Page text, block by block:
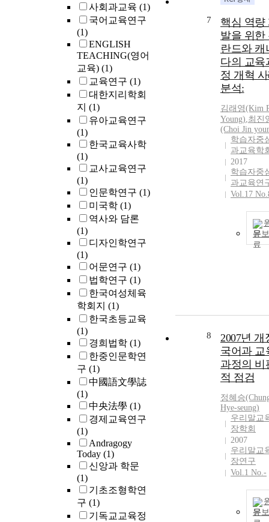
사회과교육 (1)
국어교육연구
(1)
ENGLISH
TEACHING(영어
교육) (1)
교육연구 (1)
대한지리학회
지 (1)
유아교육연구
(1)
한국교육사학
(1)
교사교육연구
(1)
인문학연구 (1)
미국학 (1)
역사와 담론
(1)
디자인학연구
(1)
어문연구 (1)
법학연구 (1)
한국여성체육
학회지 (1)
한국초등교육
(1)
경희법학 (1)
한중인문학연
구 (1)
中國語文學誌
(1)
中央法學 (1)
경제교육연구
(1)
Andragogy
Today (1)
신앙과 학문
(1)
기초조형학연
구 (1)
기독교교육정
7
핵심 역량
발을 위한
란드와 캐
다의 교육
정 개혁
분석:
김래영(Kim
Young),최진
(Choi Jin
학습자중
과교육학
2017
학습자중
과교육연
Vol.17
문
8
2007년 개
국어과 교
과정의 비
적 점검
정혜승
Hye-seung)
우리말교
장학회
2007
우리말교
장연구
Vol.1 No.-
문